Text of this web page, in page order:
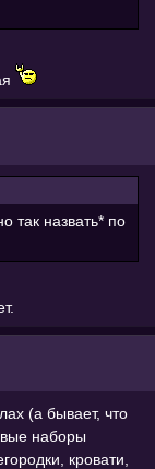
так назвать* по
(а бывает, что
наборы
кровати,